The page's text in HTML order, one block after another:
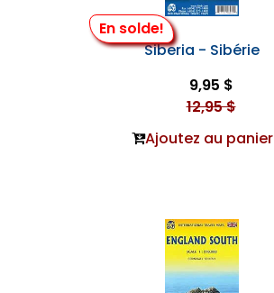
En solde!
Siberia - Sibérie
9,95 $
12,95 $
Ajoutez au panier